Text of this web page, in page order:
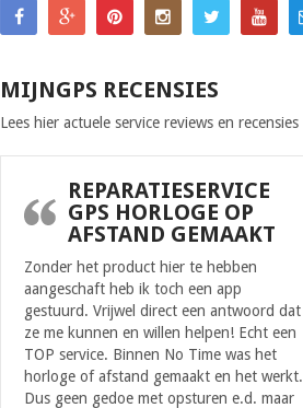
MIJNGPS RECENSIES
Lees hier actuele service reviews en recensies
REPARATIESERVICE
GPS HORLOGE OP
AFSTAND GEMAAKT
Zonder het product hier te hebben
aangeschaft heb ik toch een app
gestuurd. Vrijwel direct een antwoord dat
ze me kunnen en willen helpen! Echt een
TOP service. Binnen No Time was het
horloge of afstand gemaakt en het werkt.
Dus geen gedoe met opsturen e.d. maar